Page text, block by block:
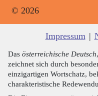
© 2026
Impressum |
Das österreichische Deutsch
zeichnet sich durch
einzigartigen Wortschatz,
charakteristische